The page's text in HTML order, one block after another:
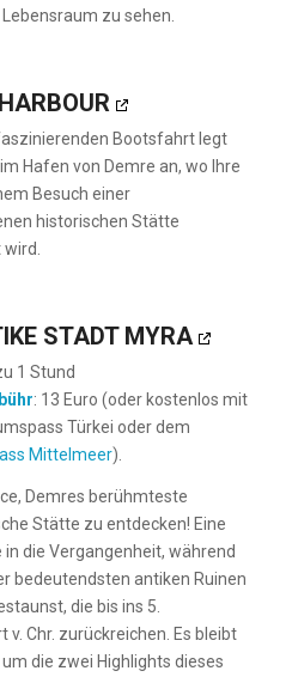
zu sehen.
Bootsfahrt legt
Hafen von Demre an, wo Ihre
Besuch einer
historischen Stätte
STADT MYRA
1 Stund
: 13 Euro (oder kostenlos mit
Türkei oder dem
Mittelmeer).
Demres berühmteste
Stätte zu entdecken! Eine
in die Vergangenheit, während
bedeutendsten antiken Ruinen
die bis ins 5.
v. Chr. zurückreichen. Es bleibt
die zwei Highlights dieses